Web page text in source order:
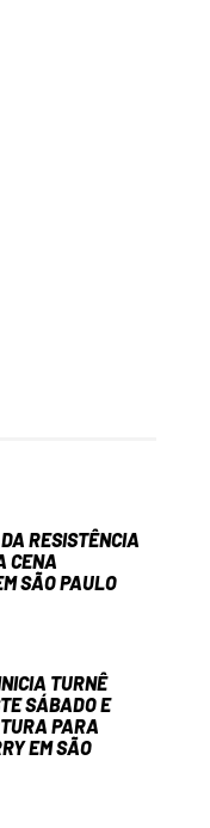
RESISTÊNCIA
CENA
SÃO PAULO
TURNÊ
SÁBADO E
PARA
EM SÃO